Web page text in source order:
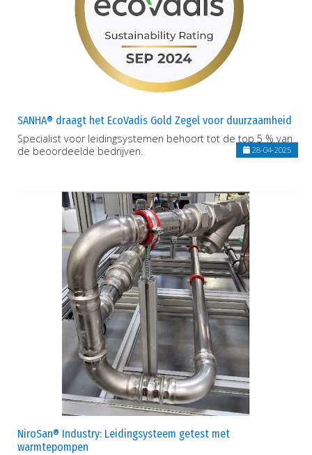
SANHA® draagt het EcoVadis Gold Zegel voor duurzaamheid
Specialist voor leidingsystemen behoort tot de top 5 % van
de beoordeelde bedrijven.
28-04-2025
NiroSan® Industry: Leidingsysteem getest met
warmtepompen